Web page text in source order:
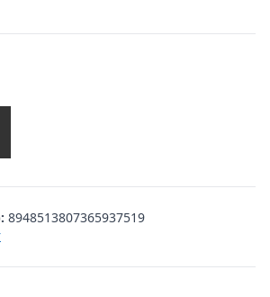
8948513807365937519